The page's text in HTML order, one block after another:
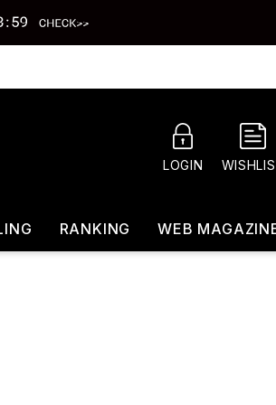
LOGIN
RANKING WEB